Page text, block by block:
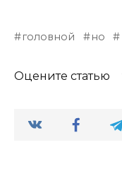
головной но
Оцените статью